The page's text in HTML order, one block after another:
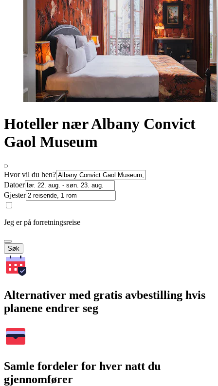
Hoteller nær Albany Convict
Gaol Museum
Hvor vil du hen?
Datoer
Gjester
Jeg er på forretningsreise
Søk
Alternativer med gratis avbestilling hvis
planene endrer seg
Samle fordeler for hver natt du
gjennomfører